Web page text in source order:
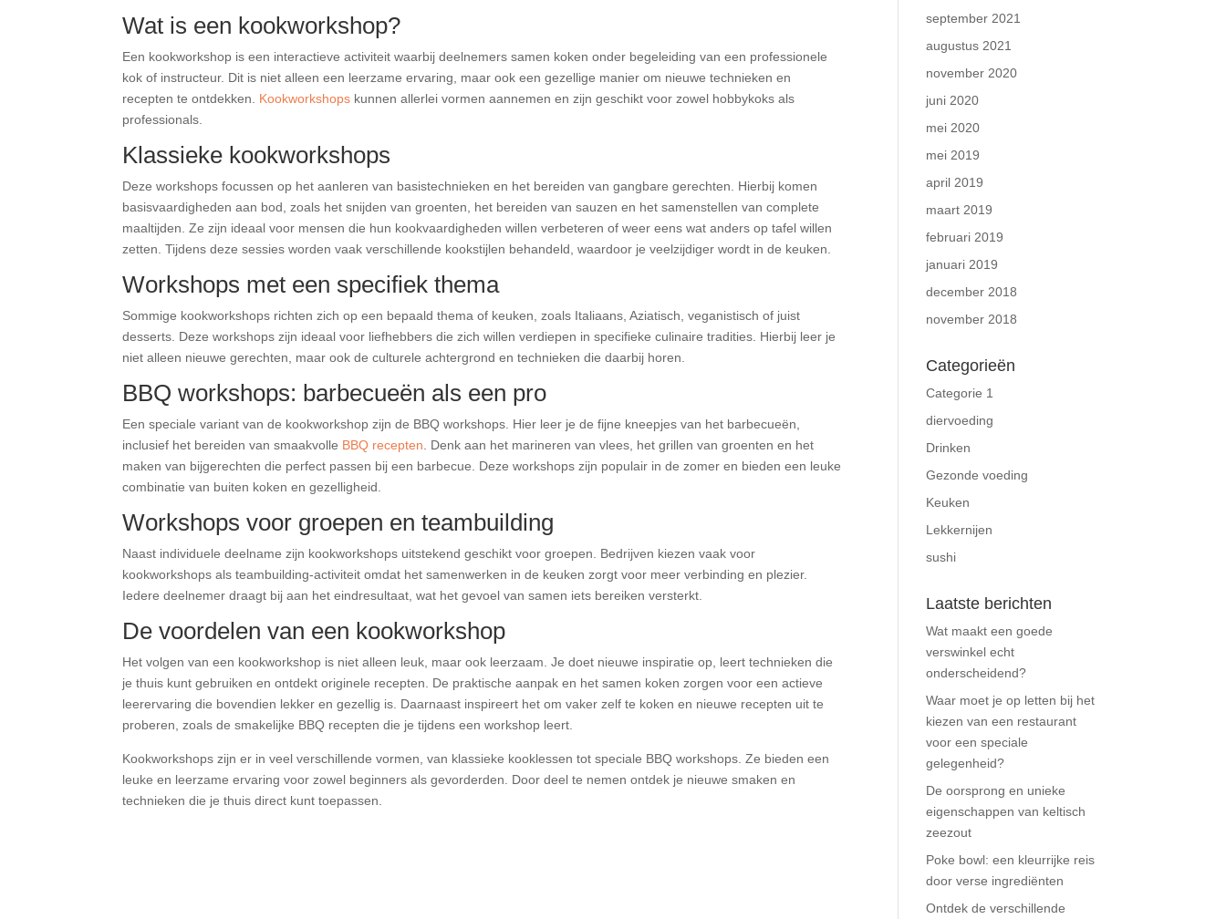
Wat is een kookworkshop?
Een kookworkshop is een interactieve activiteit waarbij deelnemers samen koken onder begeleiding van een professionele
kok of instructeur. Dit is niet alleen een leerzame ervaring, maar ook een gezellige manier om nieuwe technieken en
recepten te ontdekken. Kookworkshops kunnen allerlei vormen aannemen en zijn geschikt voor zowel hobbykoks als
professionals.
Klassieke kookworkshops
Deze workshops focussen op het aanleren van basistechnieken en het bereiden van gangbare gerechten. Hierbij komen
basisvaardigheden aan bod, zoals het snijden van groenten, het bereiden van sauzen en het samenstellen van complete
maaltijden. Ze zijn ideaal voor mensen die hun kookvaardigheden willen verbeteren of weer eens wat anders op tafel willen
zetten. Tijdens deze sessies worden vaak verschillende kookstijlen behandeld, waardoor je veelzijdiger wordt in de keuken.
Workshops met een specifiek thema
Sommige kookworkshops richten zich op een bepaald thema of keuken, zoals Italiaans, Aziatisch, veganistisch of juist
desserts. Deze workshops zijn ideaal voor liefhebbers die zich willen verdiepen in specifieke culinaire tradities. Hierbij leer je
niet alleen nieuwe gerechten, maar ook de culturele achtergrond en technieken die daarbij horen.
BBQ workshops: barbecueën als een pro
Een speciale variant van de kookworkshop zijn de BBQ workshops. Hier leer je de fijne kneepjes van het barbecueën,
inclusief het bereiden van smaakvolle BBQ recepten. Denk aan het marineren van vlees, het grillen van groenten en het
maken van bijgerechten die perfect passen bij een barbecue. Deze workshops zijn populair in de zomer en bieden een leuke
combinatie van buiten koken en gezelligheid.
Workshops voor groepen en teambuilding
Naast individuele deelname zijn kookworkshops uitstekend geschikt voor groepen. Bedrijven kiezen vaak voor
kookworkshops als teambuilding-activiteit omdat het samenwerken in de keuken zorgt voor meer verbinding en plezier.
Iedere deelnemer draagt bij aan het eindresultaat, wat het gevoel van samen iets bereiken versterkt.
De voordelen van een kookworkshop
Het volgen van een kookworkshop is niet alleen leuk, maar ook leerzaam. Je doet nieuwe inspiratie op, leert technieken die
je thuis kunt gebruiken en ontdekt originele recepten. De praktische aanpak en het samen koken zorgen voor een actieve
leerervaring die bovendien lekker en gezellig is. Daarnaast inspireert het om vaker zelf te koken en nieuwe recepten uit te
proberen, zoals de smakelijke BBQ recepten die je tijdens een workshop leert.
Kookworkshops zijn er in veel verschillende vormen, van klassieke kooklessen tot speciale BBQ workshops. Ze bieden een
leuke en leerzame ervaring voor zowel beginners als gevorderden. Door deel te nemen ontdek je nieuwe smaken en
technieken die je thuis direct kunt toepassen.
september 2021
augustus 2021
november 2020
juni 2020
mei 2020
mei 2019
april 2019
maart 2019
februari 2019
januari 2019
december 2018
november 2018
Categorieën
Categorie 1
diervoeding
Drinken
Gezonde voeding
Keuken
Lekkernijen
sushi
Laatste berichten
Wat maakt een goede
verswinkel echt
onderscheidend?
Waar moet je op letten bij het
kiezen van een restaurant
voor een speciale
gelegenheid?
De oorsprong en unieke
eigenschappen van keltisch
zeezout
Poke bowl: een kleurrijke reis
door verse ingrediënten
Ontdek de verschillende